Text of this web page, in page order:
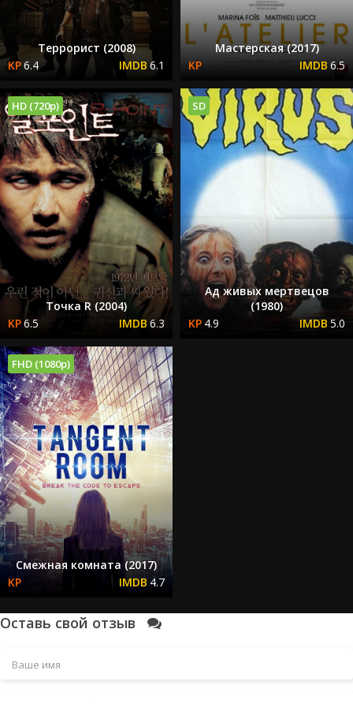
Террорист (2008)
6.4
6.1
Мастерская (2017)
6.5
HD (720p)
Точка R (2004)
6.5
6.3
SD
Ад живых мертвецов
(1980)
4.9
5.0
FHD (1080p)
Смежная комната (2017)
4.7
Оставь свой отзыв